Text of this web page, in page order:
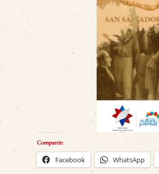
Compartir:
Facebook WhatsApp